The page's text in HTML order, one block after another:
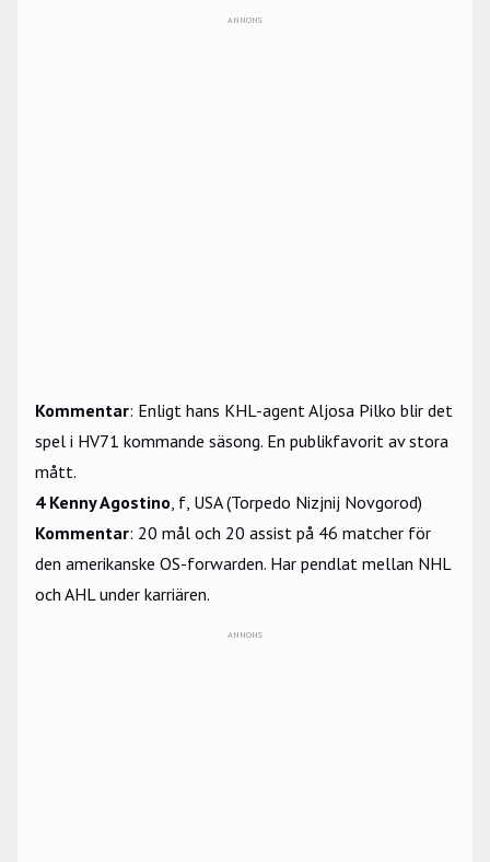
ANNONS
Kommentar: Enligt hans KHL-agent Aljosa Pilko blir det
spel i HV71 kommande säsong. En publikfavorit av stora
mått.
4 Kenny Agostino, f, USA (Torpedo Nizjnij Novgorod)
Kommentar: 20 mål och 20 assist på 46 matcher för
den amerikanske OS-forwarden. Har pendlat mellan NHL
och AHL under karriären.
ANNONS